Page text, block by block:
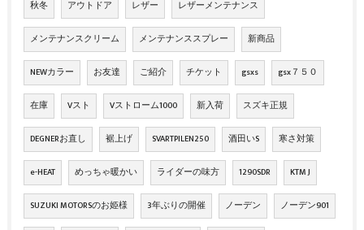
秋冬 アウトドア レザー レザーメンテナンス
メンテナンスクリーム メンテナンススプレー 新商品
NEWカラー お友達 ご紹介 チケット gsxs gsx７５０
在庫 Vスト Vストローム1000 新入荷 スズキ正規
DEGNERお直し 裾上げ SVARTPILEN250 酒田いS 寒さ対策
e-HEAT めっちゃ暖かい ライダーの味方 1290SDR KTM J
SUZUKI MOTORSのお姫様 3年ぶりの開催 ノーデン ノーデン901